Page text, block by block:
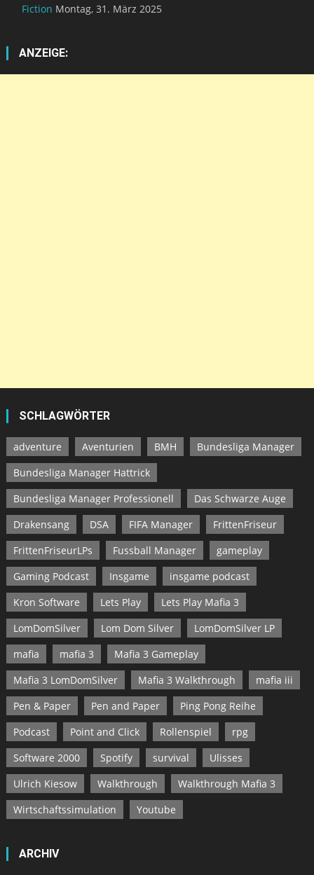
Fiction Montag, 31. März 2025
ANZEIGE:
SCHLAGWÖRTER
adventure Aventurien BMH
Bundesliga Manager
Bundesliga Manager Hattrick
Bundesliga Manager Professionell
Das Schwarze Auge
Drakensang
DSA FIFA Manager
FrittenFriseur
FrittenFriseurLPs
Fussball Manager
gameplay
Gaming Podcast
Insgame
insgame podcast
Kron Software
Lets Play
Lets Play Mafia 3
LomDomSilver
Lom Dom Silver
LomDomSilver LP
mafia
mafia 3
Mafia 3 Gameplay
Mafia 3 LomDomSilver
Mafia 3 Walkthrough
mafia iii
Pen & Paper
Pen and Paper
Ping Pong Reihe
Podcast
Point and Click Rollenspiel
rpg
Software 2000
Spotify survival
Ulisses
Ulrich Kiesow
Walkthrough
Walkthrough Mafia 3
Wirtschaftssimulation
Youtube
ARCHIV